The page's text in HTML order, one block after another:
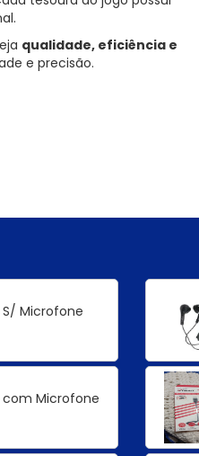
qualidade, eficiência e
e precisão.
Microfone
com Microfone